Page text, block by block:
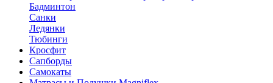
Бадминтон
Санки
Ледянки
Тюбинги
Кросфит
Сапборды
Самокаты